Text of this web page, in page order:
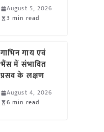
August 5, 2026
3 min read
गाभिन गाय एवं
भैंस में संभावित
प्रसव के लक्षण
August 4, 2026
6 min read